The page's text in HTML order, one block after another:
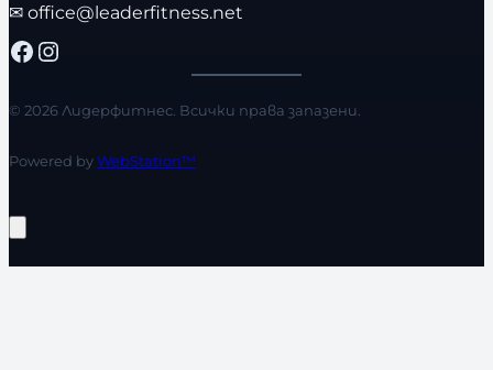
✉ office@leaderfitness.net
Facebook Instagram
© 2026 Лидерфитнес. Всички права запазени.
Powered byWebStation™